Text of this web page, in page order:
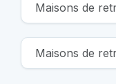
Maisons de
Maisons de